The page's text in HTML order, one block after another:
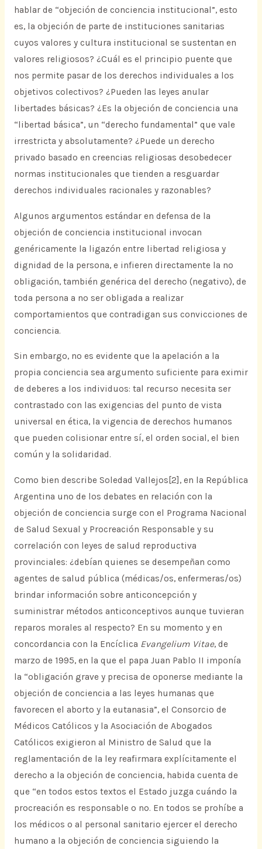
hablar de “objeción de conciencia institucional”, esto
es, la objeción de parte de instituciones sanitarias
cuyos valores y cultura institucional se sustentan en
valores religiosos? ¿Cuál es el principio puente que
nos permite pasar de los derechos individuales a los
objetivos colectivos? ¿Pueden las leyes anular
libertades básicas? ¿Es la objeción de conciencia una
“libertad básica”, un “derecho fundamental” que vale
irrestricta y absolutamente? ¿Puede un derecho
privado basado en creencias religiosas desobedecer
normas institucionales que tienden a resguardar
derechos individuales racionales y razonables?
Algunos argumentos estándar en defensa de la
objeción de conciencia institucional invocan
genéricamente la ligazón entre libertad religiosa y
dignidad de la persona, e infieren directamente la no
obligación, también genérica del derecho (negativo), de
toda persona a no ser obligada a realizar
comportamientos que contradigan sus convicciones de
conciencia.
Sin embargo, no es evidente que la apelación a la
propia conciencia sea argumento suficiente para eximir
de deberes a los individuos: tal recurso necesita ser
contrastado con las exigencias del punto de vista
universal en ética, la vigencia de derechos humanos
que pueden colisionar entre sí, el orden social, el bien
común y la solidaridad.
Como bien describe Soledad Vallejos[2], en la República
Argentina uno de los debates en relación con la
objeción de conciencia surge con el Programa Nacional
de Salud Sexual y Procreación Responsable y su
correlación con leyes de salud reproductiva
provinciales: ¿debían quienes se desempeñan como
agentes de salud pública (médicas/os, enfermeras/os)
brindar información sobre anticoncepción y
suministrar métodos anticonceptivos aunque tuvieran
reparos morales al respecto? En su momento y en
concordancia con la Encíclica Evangelium Vitae, de
marzo de 1995, en la que el papa Juan Pablo II imponía
la “obligación grave y precisa de oponerse mediante la
objeción de conciencia a las leyes humanas que
favorecen el aborto y la eutanasia”, el Consorcio de
Médicos Católicos y la Asociación de Abogados
Católicos exigieron al Ministro de Salud que la
reglamentación de la ley reafirmara explícitamente el
derecho a la objeción de conciencia, habida cuenta de
que “en todos estos textos el Estado juzga cuándo la
procreación es responsable o no. En todos se prohíbe a
los médicos o al personal sanitario ejercer el derecho
humano a la objeción de conciencia siguiendo la